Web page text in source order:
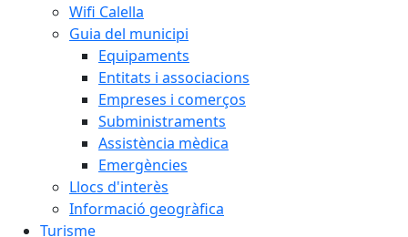
Wifi Calella
Guia del municipi
Equipaments
Entitats i associacions
Empreses i comerços
Subministraments
Assistència mèdica
Emergències
Llocs d'interès
Informació geogràfica
Turisme